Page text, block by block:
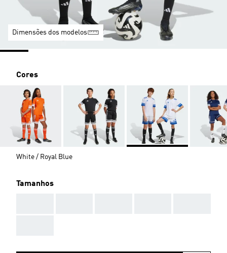
Dimensões dos modelos
Cores
White / Royal Blue
Tamanhos